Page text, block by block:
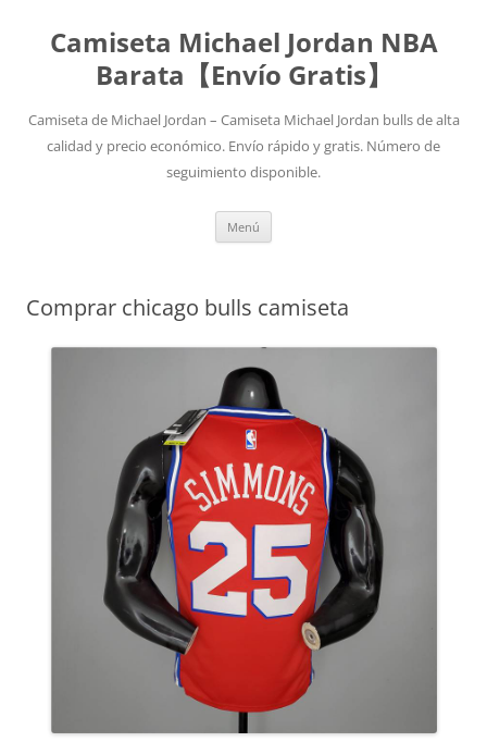
Camiseta Michael Jordan NBA
Barata【Envío Gratis】
Camiseta de Michael Jordan – Camiseta Michael Jordan bulls de alta
calidad y precio económico. Envío rápido y gratis. Número de
seguimiento disponible.
Menú
Comprar chicago bulls camiseta